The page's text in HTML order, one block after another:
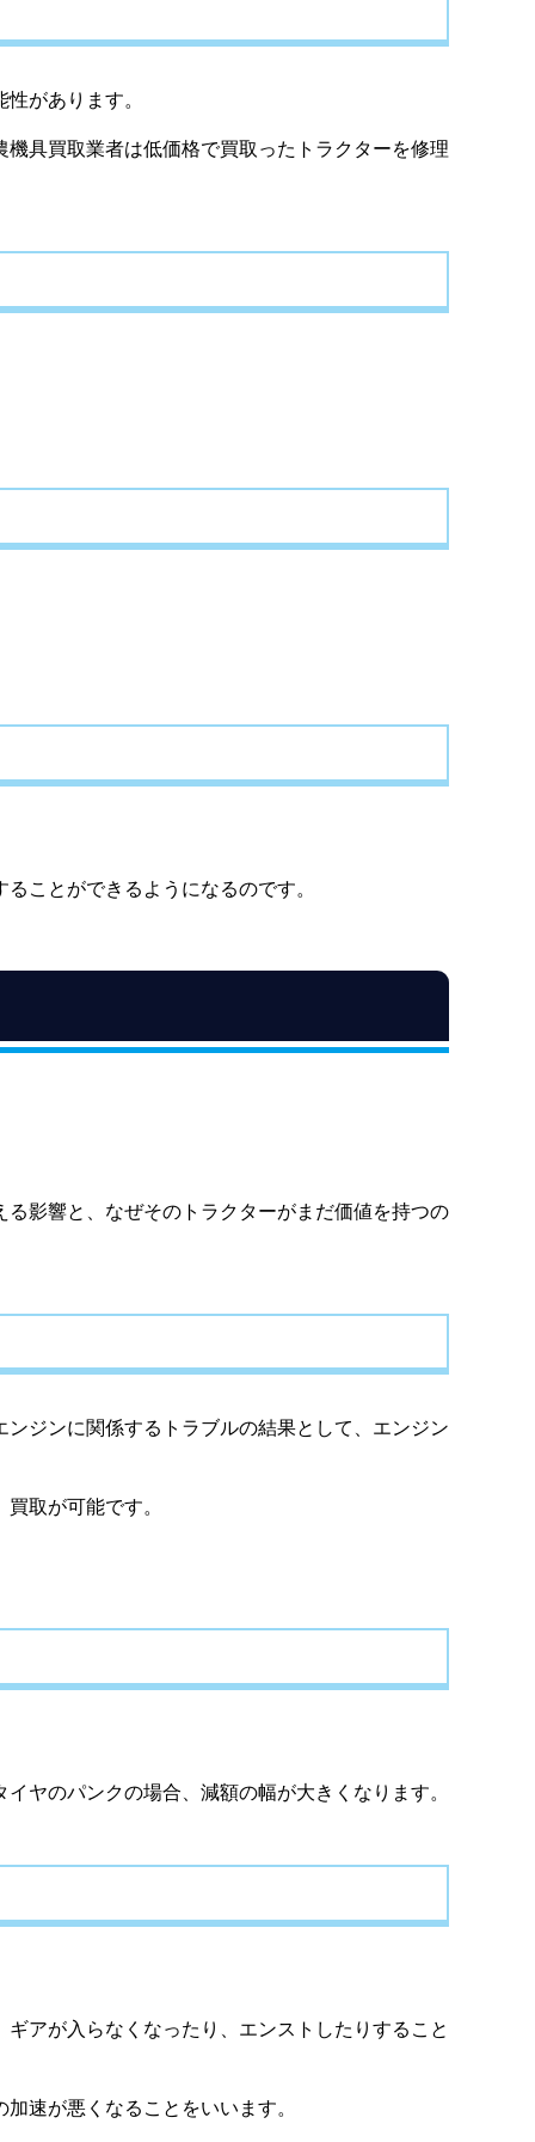
があります。
具買取業者は低価格で買取ったトラクターを修理
ことができるようになるのです。
影響と、なぜそのトラクターがまだ価値を持つの
ジンに関係するトラブルの結果として、エンジン
取が可能です。
ヤのパンクの場合、減額の幅が大きくなります。
アが入らなくなったり、エンストしたりすること
速が悪くなることをいいます。